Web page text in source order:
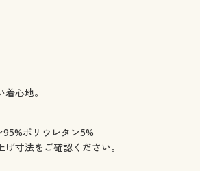
心地。
ポリウレタン5%
寸法をご確認ください。